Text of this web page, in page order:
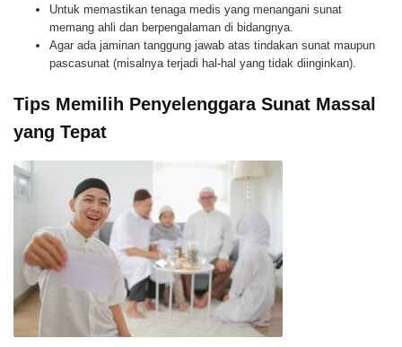
Untuk memastikan tenaga medis yang menangani sunat
memang ahli dan berpengalaman di bidangnya.
Agar ada jaminan tanggung jawab atas tindakan sunat maupun
pascasunat (misalnya terjadi hal-hal yang tidak diinginkan).
Tips Memilih Penyelenggara Sunat Massal
yang Tepat